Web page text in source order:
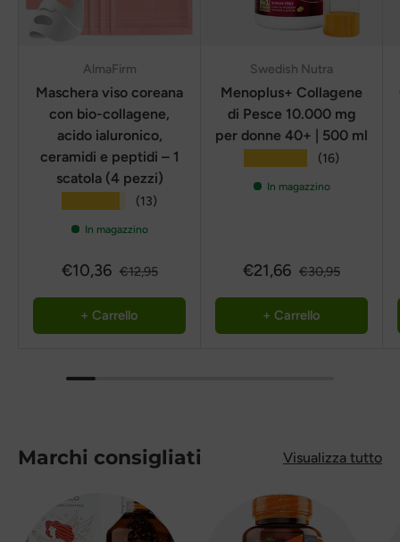
AlmaFirm
Maschera viso coreana
con bio-collagene,
acido ialuronico,
ceramidi e peptidi – 1
scatola (4 pezzi)
(13)
In magazzino
€10,36 €12,95
+ Carrello
Swedish Nutra
Menoplus+ Collagene
di Pesce 10.000 mg
per donne 40+ | 500 ml
(16)
In magazzino
€21,66 €30,95
+ Carrello
Marchi consigliati Visualizza tutto